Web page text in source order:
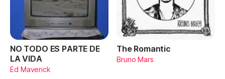
NO TODO ES PARTE DE
LA VIDA
Ed Maverick
The Romantic
Bruno Mars